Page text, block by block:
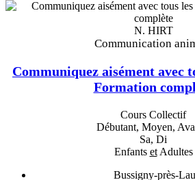
N. HIRT
Communication
Communiquez aisément avec
Formation
Cours Collectif
Débutant, Moyen,
Sa, Di
Enfants etAdultes
Bussigny-près-